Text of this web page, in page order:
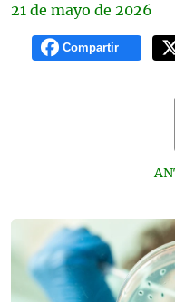
21 de mayo de 2026
Compartir